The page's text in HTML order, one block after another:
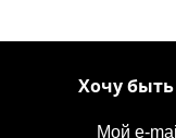
Хочу